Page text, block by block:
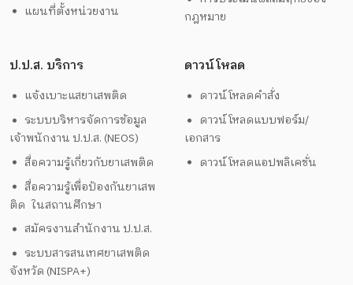
แผนที่ตั้งหน่วยงาน
กฎหมาย
ป.ป.ส. บริการ
แจ้งเบาะแสยาเสพติด
ระบบบริหารจัดการข้อมูล
เจ้าพนักงาน ป.ป.ส. (NEOS)
สื่อความรู้เกี่ยวกับยาเสพติด
สื่อความรู้เพื่อป้องกันยาเสพ
ติด ในสถานศึกษา
สมัครงานสำนักงาน ป.ป.ส.
ระบบสารสนเทศยาเสพติด
จังหวัด (NISPA+)
ดาวน์โหลด
ดาวน์โหลดคำสั่ง
ดาวน์โหลดแบบฟอร์ม/
เอกสาร
ดาวน์โหลดแอปพลิเคชั่น